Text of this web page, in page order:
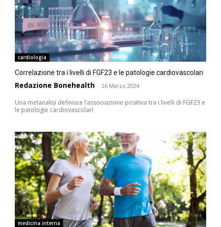
cardiologia
Correlazione tra i livelli di FGF23 e le patologie cardiovascolari
Redazione Bonehealth - 26 Marzo 2024
Una metanalisi definisce l’associazione positiva tra i livelli di FGF23 e
le patologie cardiovascolari
medicina interna